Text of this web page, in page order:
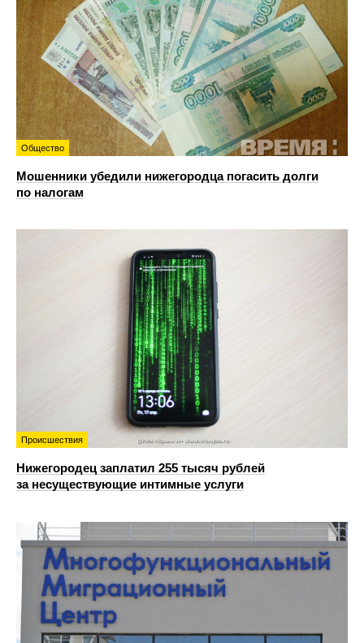
Общество
Мошенники убедили нижегородца погасить долги
по налогам
Происшествия
Нижегородец заплатил 255 тысяч рублей
за несуществующие интимные услуги